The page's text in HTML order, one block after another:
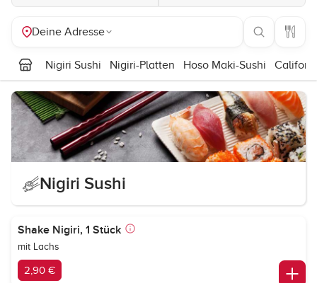
Deine Adresse
Nigiri Sushi Nigiri-Platten Hoso Maki-Sushi
Nigiri Sushi
Shake Nigiri, 1 Stück
mit Lachs
2,90 €